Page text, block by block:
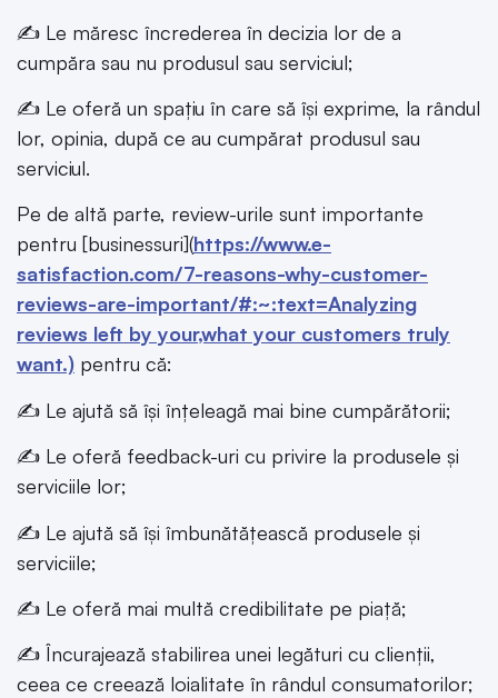
✍️ Le măresc încrederea în decizia lor de a
cumpăra sau nu produsul sau serviciul;
✍️ Le oferă un spațiu în care să își exprime, la rândul
lor, opinia, după ce au cumpărat produsul sau
serviciul.
Pe de altă parte, review-urile sunt importante
pentru [businessuri](https://www.e-
satisfaction.com/7-reasons-why-customer-
reviews-are-important/#:~:text=Analyzing
reviews left by your,what your customers truly
want.) pentru că:
✍️ Le ajută să își înțeleagă mai bine cumpărătorii;
✍️ Le oferă feedback-uri cu privire la produsele și
serviciile lor;
✍️ Le ajută să își îmbunătățească produsele și
serviciile;
✍️ Le oferă mai multă credibilitate pe piață;
✍️ Încurajează stabilirea unei legături cu clienții,
ceea ce creează loialitate în rândul consumatorilor;